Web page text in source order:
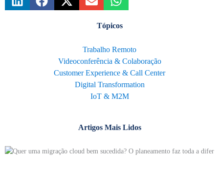
Tópicos
Trabalho Remoto
Videoconferência & Colaboração
Customer Experience & Call Center
Digital Transformation
IoT & M2M
Artigos Mais Lidos